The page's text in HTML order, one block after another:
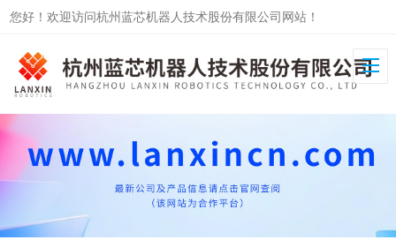
您好！欢迎访问杭州蓝芯机器人技术股份有限公司网站！